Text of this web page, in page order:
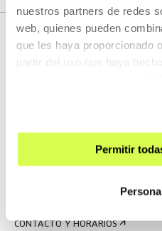
nuestros partners de redes
web, quienes pueden
que les haya proporcionado
partir del uso que haya
Permitir
REGÍSTRATE AL BOLETÍN
AGENDA
CONTACTO Y HORARIOS